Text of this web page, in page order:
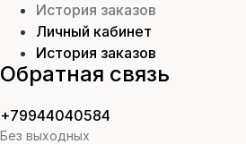
История заказов
Личный кабинет
История заказов
Обратная связь
+79944040584
Без выходных